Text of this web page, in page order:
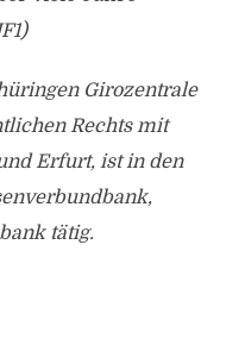
Girozentrale
Rechts mit
Erfurt, ist in den
tätig.